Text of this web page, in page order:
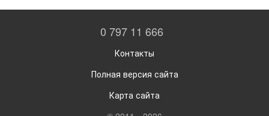
0 797 11 666
Контакты
Полная версия сайта
Карта сайта